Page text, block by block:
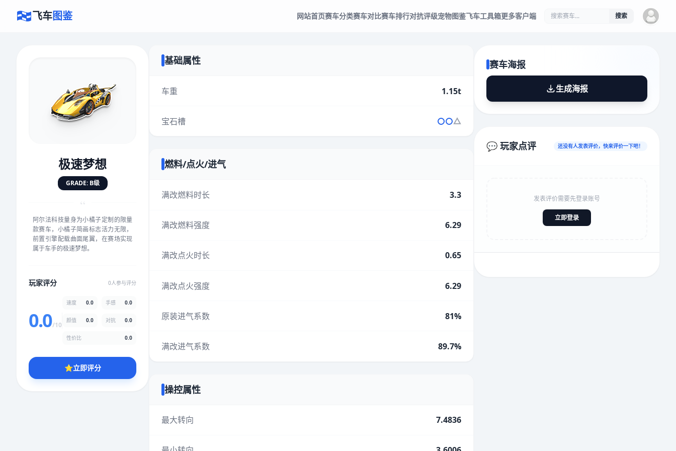
飞车图鉴 网站首页赛车分类赛车对比赛车排行对抗评级宠物图鉴飞车工具箱更多客户端 搜索
极速梦想
GRADE: B级
“
阿尔法科技量身为小橘子定制的限量
款赛车，小橘子简画标志活力无限，
前置引擎配载曲面尾翼，在赛场实现
属于车手的极速梦想。
玩家评分 0人参与评分
0.0/10
速度 0.0 手感 0.0
颜值 0.0 对抗 0.0
性价比 0.0
⭐立即评分
基础属性
车重 1.15t
宝石槽
燃料/点火/进气
满改燃料时长 3.3
满改燃料强度 6.29
满改点火时长 0.65
满改点火强度 6.29
原装进气系数 81%
满改进气系数 89.7%
操控属性
最大转向 7.4836
赛车海报
生成海报
💬 玩家点评 还没有人发表评价，快来评价一下吧！
发表评价需要先登录账号
立即登录
评价赛车
速度 5.0分
对抗
★★★★★★
手感 5.0分
★★★★★★★★★
★★★★
性价比 5.0分
★★★ ★★
* 综合评分为玩家评分结果，速度占比0%，手感占比0%，对抗占比
0%，性价比占比0%，颜值占比0%